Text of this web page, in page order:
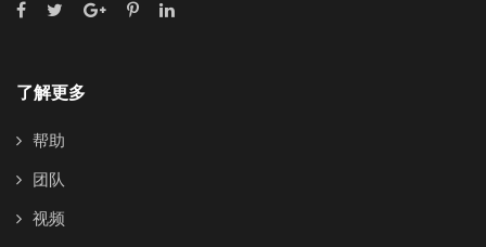
了解更多
帮助
团队
视频